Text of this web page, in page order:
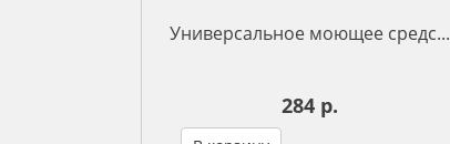
Универсальное моющее средс...
284 р.